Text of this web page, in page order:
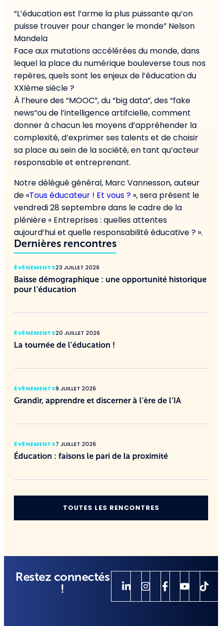
“L’éducation est l’arme la plus puissante qu’on
puisse trouver pour changer le monde” Nelson
Mandela
Face aux mutations accélérées du monde, dans
lequel la place du numérique bouleverse tous nos
repères, quels sont les enjeux de l’éducation du
XXIème siècle ?
À l’heure des “MOOC”, du “big data”, des “fake
news”ou de l’intelligence artifcielle, comment
donner à chacun les moyens d’appréhender la
complexité, d’exprimer ses talents et de choisir
sa place au sein de la société, en tant qu’acteur
responsable et entreprenant.
Notre délégué général, Marc Vannesson, auteur
de «Tous éducateur ! Et vous ? », sera présent le
vendredi 28 septembre dans le cadre de la
plénière « Entreprises : quelles attentes
aujourd’hui et quelle responsabilité éducative ? ».
Dernières rencontres
ÉVÉNEMENTS23 JUILLET 2026
Baisse démographique : une opportunité historique
pour l’éducation
ÉVÉNEMENTS20 JUILLET 2026
La tournée de l’éducation !
ÉVÉNEMENTS9 JUILLET 2026
Grandir, apprendre et discerner à l’ère de l’IA
ÉVÉNEMENTS7 JUILLET 2026
Éducation : faisons le pari de la proximité
TOUTES LES RENCONTRES
Restez connectés
!